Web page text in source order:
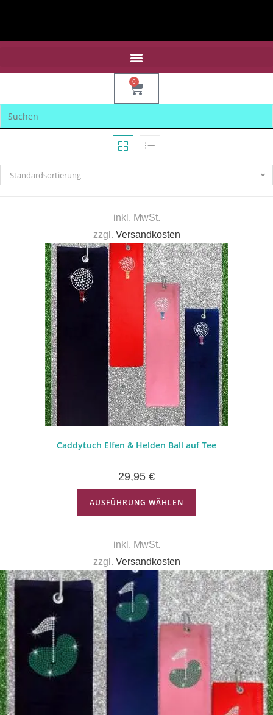
0
Standardsortierung
inkl. MwSt.
zzgl. Versandkosten
Caddytuch Elfen & Helden Ball auf Tee
29,95 €
AUSFÜHRUNG WÄHLEN
inkl. MwSt.
zzgl. Versandkosten